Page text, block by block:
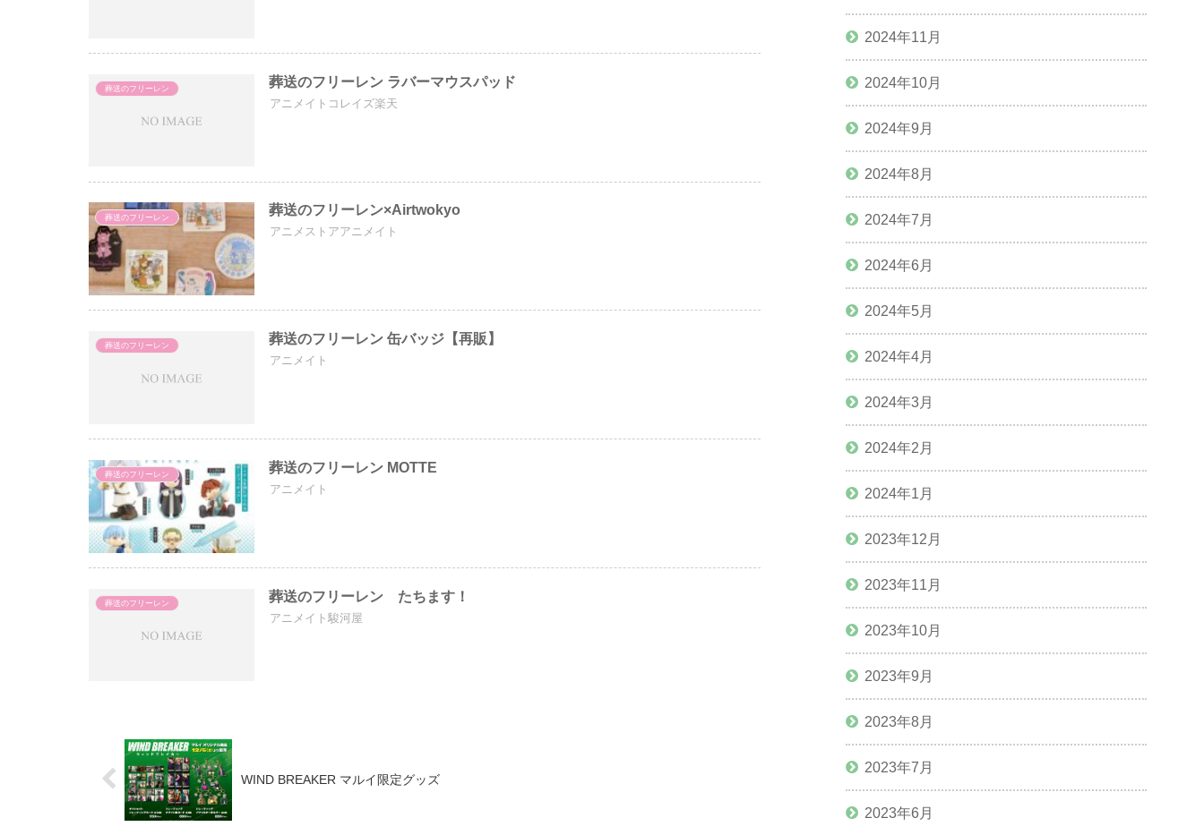
葬送のフリーレン 葬送のフリーレン ラバーマウスパッド
アニメイトコレイズ楽天
葬送のフリーレン 葬送のフリーレン×Airtwokyo
アニメストアアニメイト
葬送のフリーレン 葬送のフリーレン 缶バッジ【再販】
アニメイト
葬送のフリーレン 葬送のフリーレン MOTTE
アニメイト
葬送のフリーレン 葬送のフリーレン たちます！
アニメイト駿河屋
WIND BREAKER マルイ限定グッズ
2024年11月
2024年10月
2024年9月
2024年8月
2024年7月
2024年6月
2024年5月
2024年4月
2024年3月
2024年2月
2024年1月
2023年12月
2023年11月
2023年10月
2023年9月
2023年8月
2023年7月
2023年6月